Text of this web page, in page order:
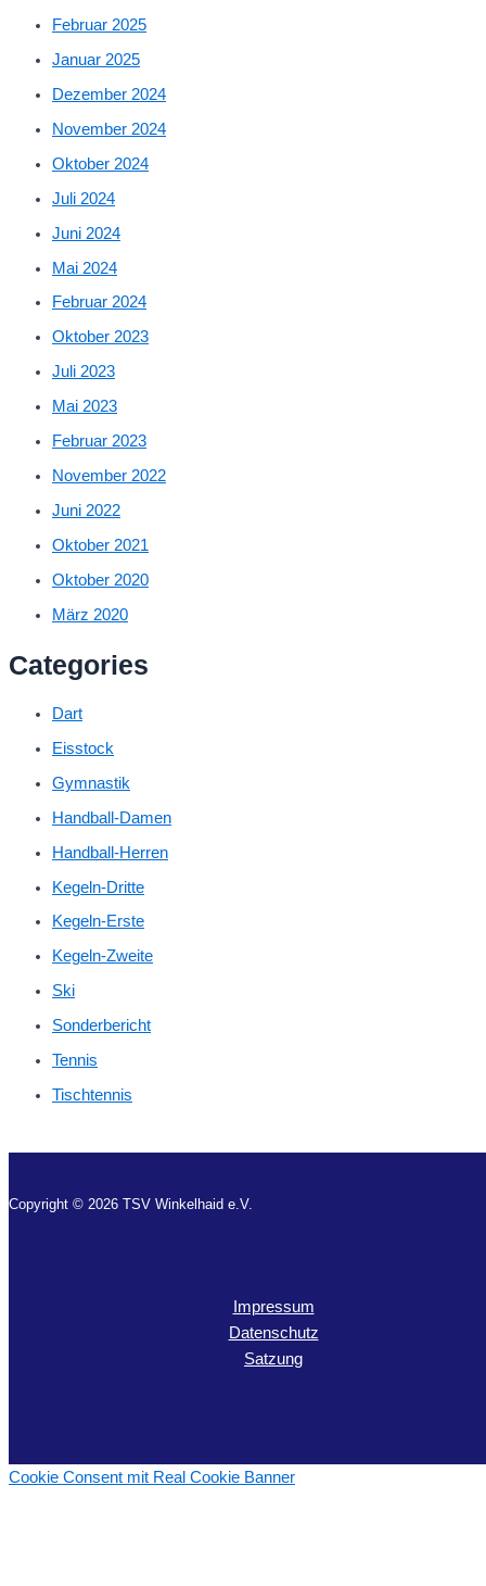
Februar 2025
Januar 2025
Dezember 2024
November 2024
Oktober 2024
Juli 2024
Juni 2024
Mai 2024
Februar 2024
Oktober 2023
Juli 2023
Mai 2023
Februar 2023
November 2022
Juni 2022
Oktober 2021
Oktober 2020
März 2020
Categories
Dart
Eisstock
Gymnastik
Handball-Damen
Handball-Herren
Kegeln-Dritte
Kegeln-Erste
Kegeln-Zweite
Ski
Sonderbericht
Tennis
Tischtennis
Copyright © 2026 TSV Winkelhaid e.V.
Impressum
Datenschutz
Satzung
Cookie Consent mit Real Cookie Banner